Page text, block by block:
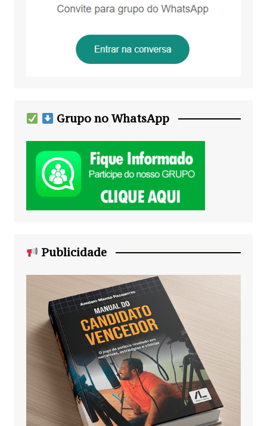
Grupo no WhatsApp
Publicidade